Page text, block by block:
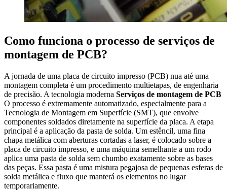
Como funciona o processo de serviços de
montagem de PCB?
A jornada de uma placa de circuito impresso (PCB) nua até uma
montagem completa é um procedimento multietapas, de engenharia
de precisão. A tecnologia moderna Serviços de montagem de PCB
O processo é extremamente automatizado, especialmente para a
Tecnologia de Montagem em Superfície (SMT), que envolve
componentes soldados diretamente na superfície da placa. A etapa
principal é a aplicação da pasta de solda. Um estêncil, uma fina
chapa metálica com aberturas cortadas a laser, é colocado sobre a
placa de circuito impresso, e uma máquina semelhante a um rodo
aplica uma pasta de solda sem chumbo exatamente sobre as bases
das peças. Essa pasta é uma mistura pegajosa de pequenas esferas de
solda metálica e fluxo que manterá os elementos no lugar
temporariamente.